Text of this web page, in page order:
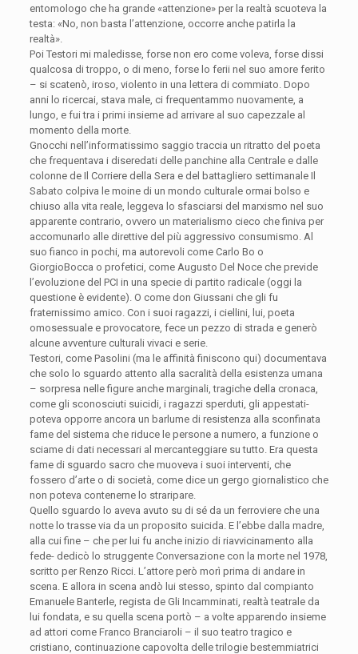
entomologo che ha grande «attenzione» per la realtà scuoteva la
testa: «No, non basta l’attenzione, occorre anche patirla la
realtà».
Poi Testori mi maledisse, forse non ero come voleva, forse dissi
qualcosa di troppo, o di meno, forse lo ferii nel suo amore ferito
– si scatenò, iroso, violento in una lettera di commiato. Dopo
anni lo ricercai, stava male, ci frequentammo nuovamente, a
lungo, e fui tra i primi insieme ad arrivare al suo capezzale al
momento della morte.
Gnocchi nell’informatissimo saggio traccia un ritratto del poeta
che frequentava i diseredati delle panchine alla Centrale e dalle
colonne de Il Corriere della Sera e del battagliero settimanale Il
Sabato colpiva le moine di un mondo culturale ormai bolso e
chiuso alla vita reale, leggeva lo sfasciarsi del marxismo nel suo
apparente contrario, ovvero un materialismo cieco che finiva per
accomunarlo alle direttive del più aggressivo consumismo. Al
suo fianco in pochi, ma autorevoli come Carlo Bo o
GiorgioBocca o profetici, come Augusto Del Noce che previde
l’evoluzione del PCI in una specie di partito radicale (oggi la
questione è evidente). O come don Giussani che gli fu
fraternissimo amico. Con i suoi ragazzi, i ciellini, lui, poeta
omosessuale e provocatore, fece un pezzo di strada e generò
alcune avventure culturali vivaci e serie.
Testori, come Pasolini (ma le affinità finiscono qui) documentava
che solo lo sguardo attento alla sacralità della esistenza umana
– sorpresa nelle figure anche marginali, tragiche della cronaca,
come gli sconosciuti suicidi, i ragazzi sperduti, gli appestati-
poteva opporre ancora un barlume di resistenza alla sconfinata
fame del sistema che riduce le persone a numero, a funzione o
sciame di dati necessari al mercanteggiare su tutto. Era questa
fame di sguardo sacro che muoveva i suoi interventi, che
fossero d’arte o di società, come dice un gergo giornalistico che
non poteva contenerne lo straripare.
Quello sguardo lo aveva avuto su di sé da un ferroviere che una
notte lo trasse via da un proposito suicida. E l’ebbe dalla madre,
alla cui fine – che per lui fu anche inizio di riavvicinamento alla
fede- dedicò lo struggente Conversazione con la morte nel 1978,
scritto per Renzo Ricci. L’attore però morì prima di andare in
scena. E allora in scena andò lui stesso, spinto dal compianto
Emanuele Banterle, regista de Gli Incamminati, realtà teatrale da
lui fondata, e su quella scena portò – a volte apparendo insieme
ad attori come Franco Branciaroli – il suo teatro tragico e
cristiano, continuazione capovolta delle trilogie bestemmiatrici